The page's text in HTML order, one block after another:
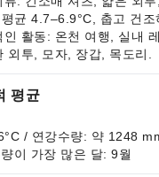
균 4.7–6.9°C, 춥고 건조
인 활동: 온천 여행, 실내
외투, 모자, 장갑, 목도리.
평균
/ 연강수량: 약 1248
이 가장 많은 달: 9월